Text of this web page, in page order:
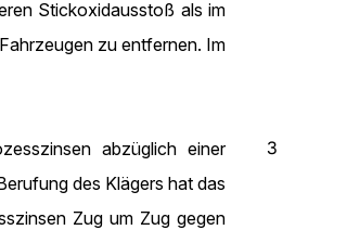
Stickoxidausstoß als im
zu entfernen. Im
3
abzüglich einer
des Klägers hat das
Zug um Zug gegen